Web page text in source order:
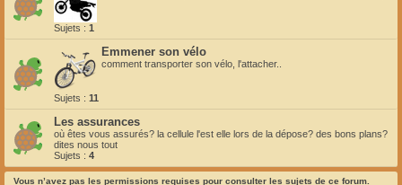
Sujets : 1
Emmener son vélo
comment transporter son vélo, l'attacher..
Sujets : 11
Les assurances
où êtes vous assurés? la cellule l'est elle lors de la dépose? des bons plans?
dites nous tout
Sujets : 4
Vous n’avez pas les permissions requises pour consulter les sujets de ce forum.